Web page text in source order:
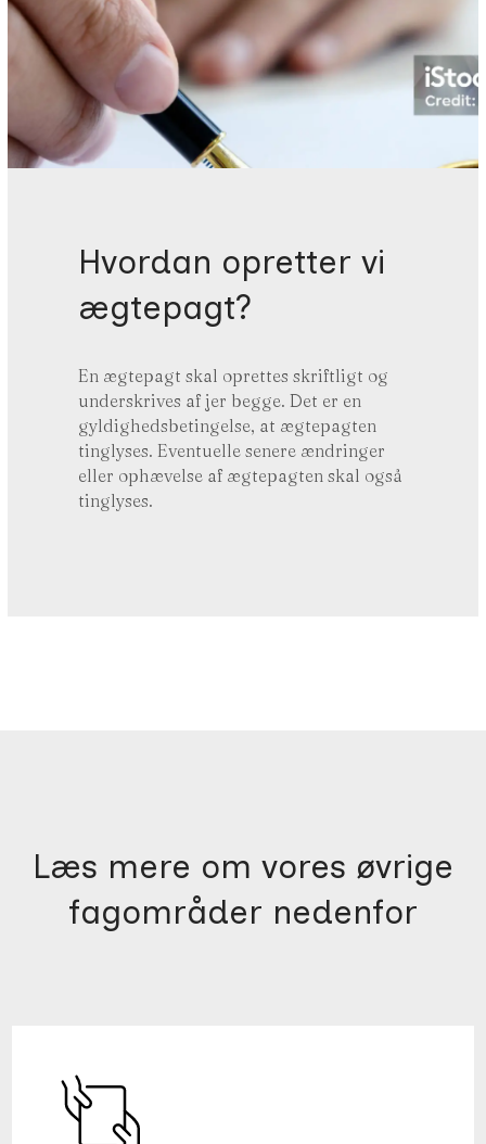
Hvordan opretter vi
ægtepagt?
En ægtepagt skal oprettes skriftligt og
underskrives af jer begge. Det er en
gyldighedsbetingelse, at ægtepagten
tinglyses. Eventuelle senere ændringer
eller ophævelse af ægtepagten skal også
tinglyses.
Læs mere om vores øvrige
fagområder nedenfor